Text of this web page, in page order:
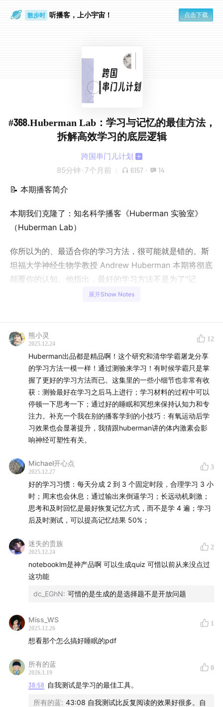
散步时 听播客，上小宇宙！ 点击下载
#368.Huberman Lab：学习与记忆的最佳方法，
拆解高效学习的底层逻辑
跨国串门儿计划
85分钟 · 7个月前 6157 · 14
📝 本期播客简介
本期我们克隆了：知名科学播客《Huberman 实验室》
（Huberman Lab）
你所以为的、最适合你的学习方法，很可能就是错的。斯
坦福大学神经生物学教授 Andrew Huberman 本期将彻底
颠覆你的认知。他指出，最好的学习方法不是为了“记
住”，而是为了“对抗遗忘”。在这期节目中，Huberman 教
者的好朋友，为什么反复阅读课本会让你产生掌握知识的
错觉，以及如何利用 NSDR（非睡眠深度休息）和“间隙效
应”让大脑的学习效率提升一倍。这不仅是一场关于大脑机
制的科学讲座，更是一套人人可用的高效学习实战协议。
翻译克隆自：Optimal Protocols for Studying &
Learning
文字版精华：见微信公众号（点击跳转）
👨‍⚕️ 本期嘉宾
Andrew Huberman，斯坦福大学医学院神经生物学和眼
科学教授。他主持的《Huberman Lab》是全球最受欢迎
的健康与科学类播客之一。他致力于将深奥的神经科学转
专注力、学习能力和身心健康。
⏱️ 时间戳
开场 & 播客简介
重新定义学习
反直觉的学习观：学习是为了对抗自然遗忘
05:23 神经可塑性真相：加强与削弱连接，而非增加新神
经元
第一次小测验：感受“提取困难”对大脑的信号作用
展开Show Notes
熊小灵
2025.12.24
12
Huberman出品都是精品啊！这个研究和清华学霸屠龙分享
的学习方法一模一样！通过测验来学习！有时候学霸只是掌
握了更好的学习方法而已。这集里的一些小细节也非常有收
获：测验最好在学习之后马上进行；学习材料的过程中可以
停顿一下思考一下；通过好的睡眠和冥想来保持认知力和专
注力。补充一个我在别的播客学到的小技巧：有氧运动后学
习效果也会显著提升，我猜跟huberman讲的体内激素会影
响神经可塑性有关。
Michael开心点
2025.12.27
3
好的学习习惯：每天分成 2 到 3 个固定时段，合理学习 3 小
时；周末也会休息；通过输出来倒逼学习；长远动机刺激；
思考和及时回忆是最好恢复记忆方式，而不是学 4 遍；学习
后及时测试，可以提高记忆结果 50%；
迷失的贵族
2025.12.24
2
notebooklm是神产品啊 可以生成quiz 可惜以前从来没点过
这功能
dc_EGhN: 可惜的是生成的是选择题不是开放问题
Miss_WS
2025.12.26
1
想看那个怎么搞好睡眠的pdf
所有的蓝
2026.1.19
0
38:58 自我测试是学习的最佳工具。
所有的蓝: 43:08 自我测试比反复阅读的效果好很多。自